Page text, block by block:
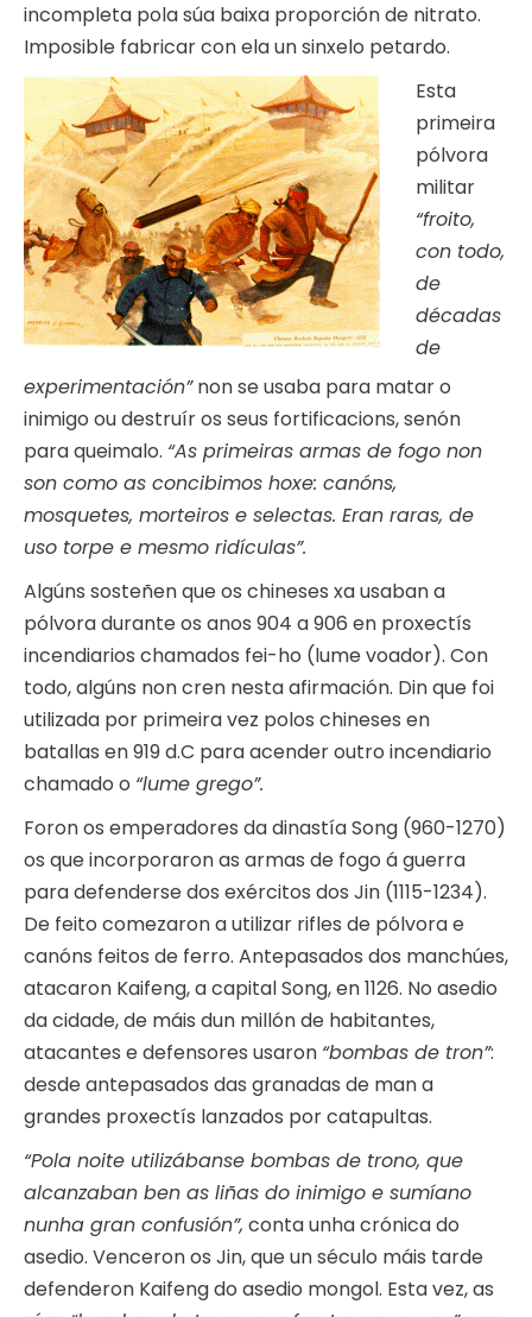
incompleta pola súa baixa proporción de nitrato.
Imposible fabricar con ela un sinxelo petardo.
Esta
primeira
pólvora
militar
“froito,
con todo,
de
décadas
de
experimentación”non se usaba para matar o
inimigo ou destruír os seus fortificacions, senón
para queimalo. “As primeiras armas de fogo non
son como as concibimos hoxe: canóns,
mosquetes, morteiros e selectas. Eran raras, de
uso torpe e mesmo ridículas”.
Algúns sosteñen que os chineses xa usaban a
pólvora durante os anos 904 a 906 en proxectís
incendiarios chamados fei-ho (lume voador). Con
todo, algúns non cren nesta afirmación. Din que foi
utilizada por primeira vez polos chineses en
batallas en 919 d.C para acender outro incendiario
chamado o “lume grego”.
Foron os emperadores da dinastía Song (960-1270)
os que incorporaron as armas de fogo á guerra
para defenderse dos exércitos dos Jin (1115-1234).
De feito comezaron a utilizar rifles de pólvora e
canóns feitos de ferro. Antepasados dos manchúes,
atacaron Kaifeng, a capital Song, en 1126. No asedio
da cidade, de máis dun millón de habitantes,
atacantes e defensores usaron “bombas de tron”:
desde antepasados das granadas de man a
grandes proxectís lanzados por catapultas.
“Pola noite utilizábanse bombas de trono, que
alcanzaban ben as liñas do inimigo e sumíano
nunha gran confusión”, conta unha crónica do
asedio. Venceron os Jin, que un século máis tarde
defenderon Kaifeng do asedio mongol. Esta vez, as